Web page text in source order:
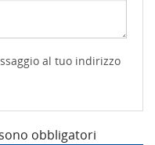
al tuo indirizzo
obbligatori